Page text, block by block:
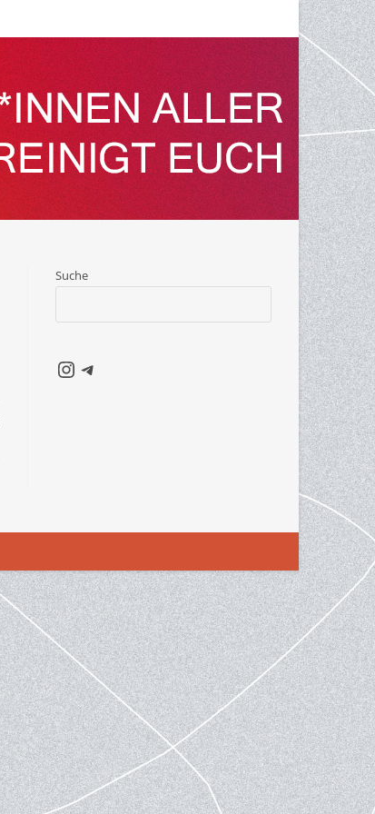
Suche
Instagram
Telegram